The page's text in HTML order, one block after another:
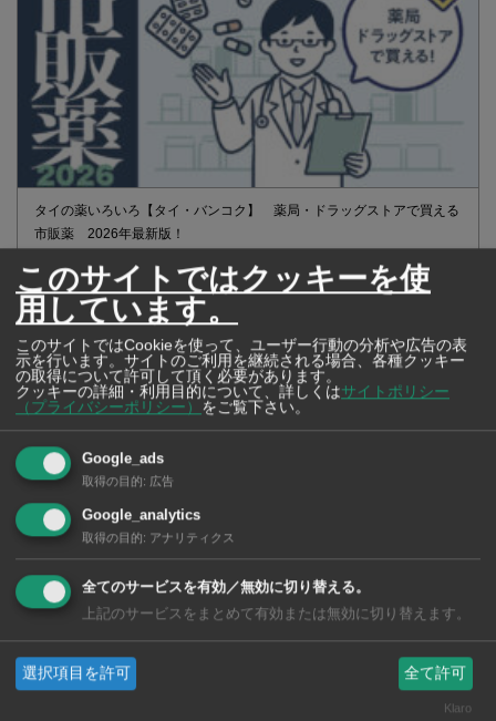
タイの薬いろいろ【タイ・バンコク】 薬局・ドラッグストアで買える
市販薬 2026年最新版！
このサイトではクッキーを使
用しています。
このサイトではCookieを使って、ユーザー行動の分析や広告の表
示を行います。サイトのご利用を継続される場合、各種クッキー
の取得について許可して頂く必要があります。
クッキーの詳細・利用目的について、詳しくはサイトポリシー
（プライバシーポリシー）
をご覧下さい。
Google_ads
取得の目的: 広告
Google_analytics
取得の目的: アナリティクス
全てのサービスを有効／無効に切り替える。
上記のサービスをまとめて有効または無効に切り替えます。
選択項目を許可 全て許可
Klaro